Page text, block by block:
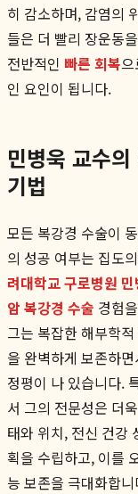
히 감소하며, 감염의
들은 더 빨리 장운동
전반적인 빠른 회복
인 요인이 됩니다.
민병욱 교수
기법
모든 복강경 수술이
의 성공 여부는 집도
려대학교 구로병원
암 복강경 수술 경험
그는 복잡한 해부학
을 완벽하게 보존하
정평이 나 있습니다.
서 그의 전문성은 더
태와 위치, 전신 건강
획을 수립하고, 이를
능 보존을 극대화합